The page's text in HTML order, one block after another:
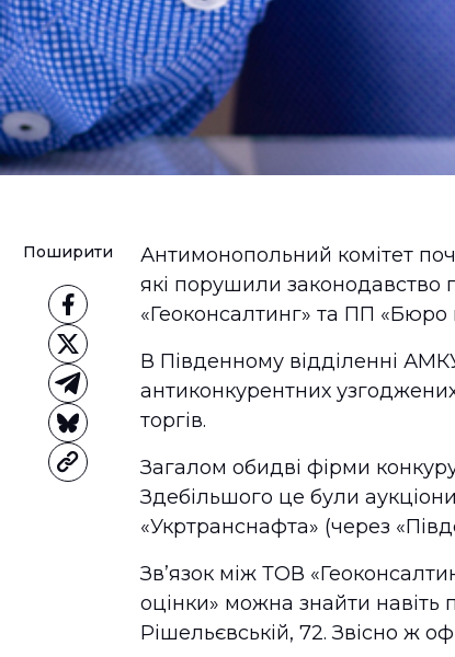
Поширити
Антимонопольний комітет
які порушили законодавство
«Геоконсалтинг» та ПП «Бюро
В Південному відділенні
антиконкурентних
торгів.
Загалом обидві фірми
Здебільшого це були
«Укртранснафта» (через
Зв’язок між ТОВ
оцінки» можна знайти
Рішельєвській, 72. Звісно ж